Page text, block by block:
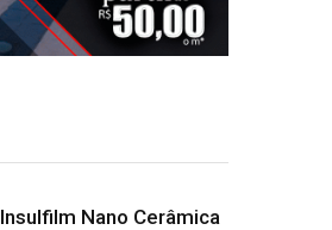
Insulfilm Nano Cerâmica